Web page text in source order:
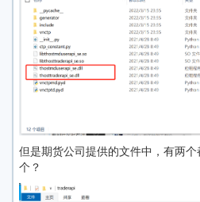
但是期货公司提供的文件中，有两
个？